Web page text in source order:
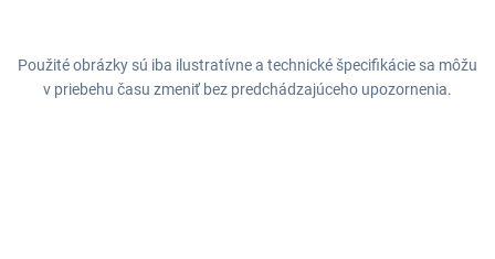
Použité obrázky sú iba ilustratívne a technické špecifikácie sa môžu
v priebehu času zmeniť bez predchádzajúceho upozornenia.